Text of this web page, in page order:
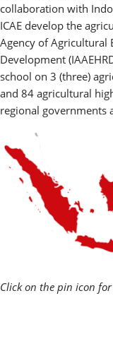
collaboration with
ICAE develop the
Agency of Agricultural
Development
school on 3 (three)
and 84 agricultural
regional governments
Click on the pin icon